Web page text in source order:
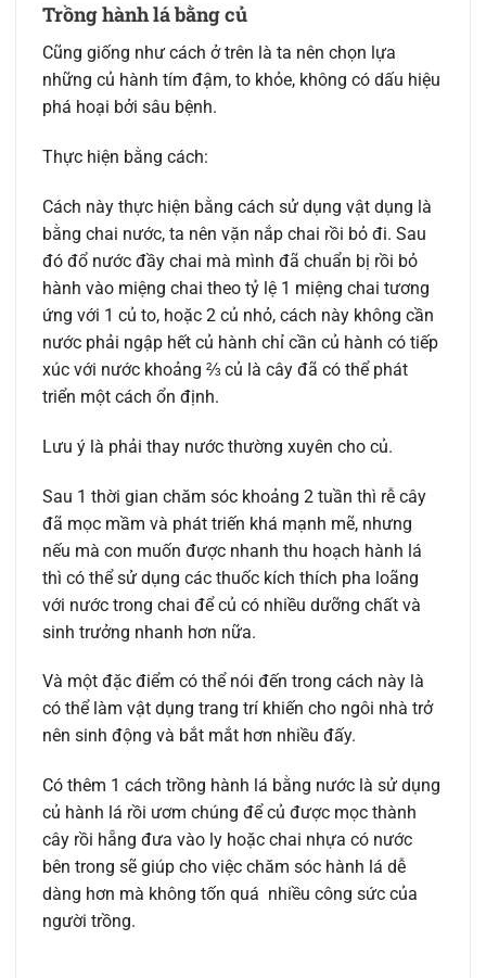
Trồng hành lá bằng củ
Cũng giống như cách ở trên là ta nên chọn lựa
những củ hành tím đậm, to khỏe, không có dấu hiệu
phá hoại bởi sâu bệnh.
Thực hiện bằng cách:
Cách này thực hiện bằng cách sử dụng vật dụng là
bằng chai nước, ta nên vặn nắp chai rồi bỏ đi. Sau
đó đổ nước đầy chai mà mình đã chuẩn bị rồi bỏ
hành vào miệng chai theo tỷ lệ 1 miệng chai tương
ứng với 1 củ to, hoặc 2 củ nhỏ, cách này không cần
nước phải ngập hết củ hành chỉ cần củ hành có tiếp
xúc với nước khoảng ⅔ củ là cây đã có thể phát
triển một cách ổn định.
Lưu ý là phải thay nước thường xuyên cho củ.
Sau 1 thời gian chăm sóc khoảng 2 tuần thì rễ cây
đã mọc mầm và phát triến khá mạnh mẽ, nhưng
nếu mà con muốn được nhanh thu hoạch hành lá
thì có thể sử dụng các thuốc kích thích pha loãng
với nước trong chai để củ có nhiều dưỡng chất và
sinh trưởng nhanh hơn nữa.
Và một đặc điểm có thể nói đến trong cách này là
có thể làm vật dụng trang trí khiến cho ngôi nhà trở
nên sinh động và bắt mắt hơn nhiều đấy.
Có thêm 1 cách trồng hành lá bằng nước là sử dụng
củ hành lá rồi ươm chúng để củ được mọc thành
cây rồi hẵng đưa vào ly hoặc chai nhựa có nước
bên trong sẽ giúp cho việc chăm sóc hành lá dễ
dàng hơn mà không tốn quá nhiều công sức của
người trồng.